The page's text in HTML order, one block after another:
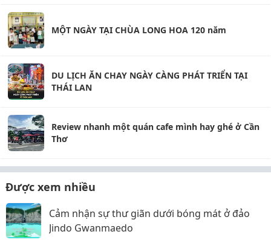
MỘT NGÀY TẠI CHÙA LONG HOA 120 năm
DU LỊCH ĂN CHAY NGÀY CÀNG PHÁT TRIỂN TẠI
THÁI LAN
Review nhanh một quán cafe mình hay ghé ở Cần
Thơ
Được xem nhiều
Cảm nhận sự thư giãn dưới bóng mát ở đảo
Jindo Gwanmaedo